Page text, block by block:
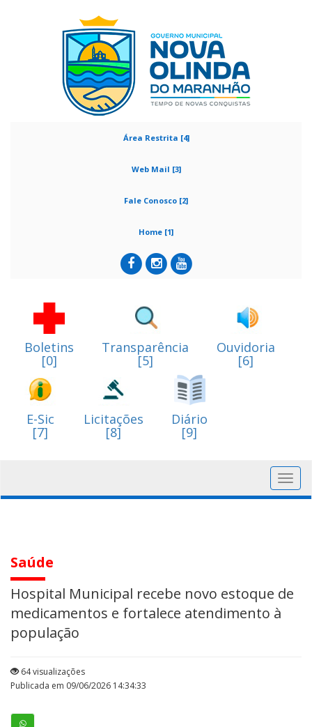
Área Restrita [4]
Web Mail [3]
Fale Conosco [2]
Home [1]
Boletins
[0]
Transparência
[5]
Ouvidoria
[6]
E-Sic
[7]
Licitações
[8]
Diário
[9]
Saúde
Hospital Municipal recebe novo estoque de
medicamentos e fortalece atendimento à
população
64 visualizações
Publicada em 09/06/2026 14:34:33